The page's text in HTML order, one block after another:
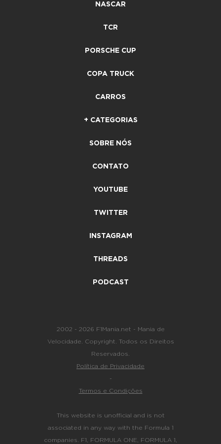
NASCAR
TCR
PORSCHE CUP
COPA TRUCK
CARROS
+ CATEGORIAS
SOBRE NÓS
CONTATO
YOUTUBE
TWITTER
INSTAGRAM
THREADS
PODCAST
2002 - 2026 F1Mania.net - Mania de
Velocidade. Copyright. Todos os Direitos
Reservados.
Política de Privacidade
-
Termos e Condições
This website is unofficial and is not
associated in any way with the Formula 1
companies. F1, FORMULA ONE, FORMULA 1,